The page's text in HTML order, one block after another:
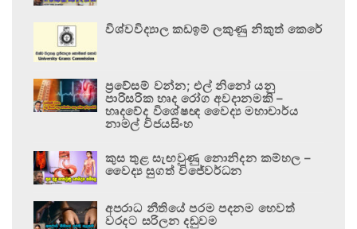
විශ්වවිද්‍යාල කඩඉම් ලකුණු නිකුත් කෙරේ
ප්‍රවේසම් වන්න; එල් නිනෝ යනු
පාරිසරික හෘද රෝග අවදානමකි –
හෘදවේද විශේෂඥ වෛද්‍ය මහාචාර්ය
නාමල් විජයසිංහ
කුස තුළ සැඟවුණු නොනිදන කම්හල –
වෛද්‍ය සුගත් විජේවර්ධන
අපරාධ නීතියේ පරම පදනම හෙවත්
වරදට සරිලන දඬුවම